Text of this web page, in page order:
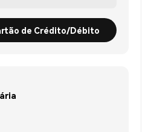
de Crédito/Débito